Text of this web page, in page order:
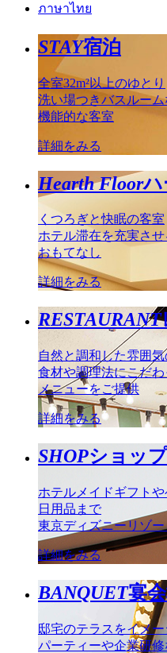
ภาษาไทย
STAY宿泊
全室32m²以上のゆとり
洗い場つきバスルー
機能的な客室
詳細をみる
Hearth Floorハ
くつろぎと快眠の客室
ホテル滞在を充実させ
おもてなし
詳細をみる
RESTAURANT
自然と調和した雰囲
食材や調理法にこだ
メニューをご提供
詳細をみる
SHOPショップ
ホテルメイドギフト
日用品まで
東京ディズニーリゾ
詳細をみる
BANQUET宴
邸宅のテラスをイメ
パーティーや企業研修